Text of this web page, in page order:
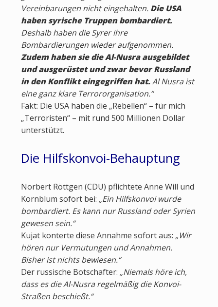
Vereinbarungen nicht eingehalten. Die USA
haben syrische Truppen bombardiert.
Deshalb haben die Syrer ihre
Bombardierungen wieder aufgenommen.
Zudem haben sie die Al-Nusra ausgebildet
und ausgerüstet und zwar bevor Russland
in den Konflikt eingegriffen hat.Al Nusra ist
eine ganz klare Terrororganisation.“
Fakt: Die USA haben die „Rebellen“ – für mich
„Terroristen“ – mit rund 500 Millionen Dollar
unterstützt.
Die Hilfskonvoi-Behauptung
Norbert Röttgen (CDU) pflichtete Anne Will und
Kornblum sofort bei: „Ein Hilfskonvoi wurde
bombardiert. Es kann nur Russland oder Syrien
gewesen sein.“
Kujat konterte diese Annahme sofort aus: „Wir
hören nur Vermutungen und Annahmen.
Bisher ist nichts bewiesen.“
Der russische Botschafter: „Niemals höre ich,
dass es die Al-Nusra regelmäßig die Konvoi-
Straßen beschießt.“